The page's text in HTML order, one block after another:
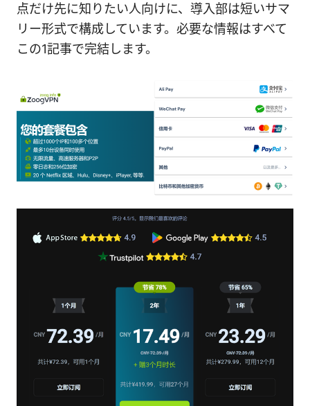
点だけ先に知りたい人向けに、導入部は短いサマ
リー形式で構成しています。必要な情報はすべて
この1記事で完結します。